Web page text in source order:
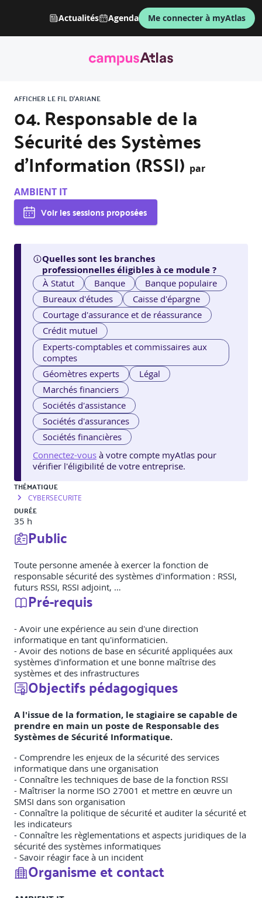
Actualités Agenda Me connecter à myAtlas
AFFICHER LE FIL D'ARIANE
04. Responsable de la
Sécurité des Systèmes
d’Information (RSSI) par
AMBIENT IT
Voir les sessions proposées
Quelles sont les branches
professionnelles éligibles à ce module ?
À Statut Banque
Banque populaire
Bureaux d'études
Caisse d'épargne
Courtage d'assurance et de réassurance
Crédit mutuel
Experts-comptables et commissaires aux
comptes
Géomètres experts
Légal
Marchés financiers
Sociétés d'assistance
Sociétés d'assurances
Sociétés financières
Connectez-vous à votre compte myAtlas pour
vérifier l'éligibilité de votre entreprise.
THÉMATIQUE
CYBERSECURITE
DURÉE
35 h
Public
Toute personne amenée à exercer la fonction de
responsable sécurité des systèmes d'information : RSSI,
futurs RSSI, RSSI adjoint, …
Pré-requis
- Avoir une expérience au sein d'une direction
informatique en tant qu'informaticien.
- Avoir des notions de base en sécurité appliquées aux
systèmes d'information et une bonne maîtrise des
systèmes et des infrastructures
Objectifs pédagogiques
A l'issue de la formation, le stagiaire se capable de
prendre en main un poste de Responsable des
Systèmes de Sécurité Informatique.
- Comprendre les enjeux de la sécurité des services
informatique dans une organisation
- Connaître les techniques de base de la fonction RSSI
- Maîtriser la norme ISO 27001 et mettre en œuvre un
SMSI dans son organisation
- Connaître la politique de sécurité et auditer la sécurité et
les indicateurs
- Connaître les règlementations et aspects juridiques de la
sécurité des systèmes informatiques
- Savoir réagir face à un incident
Organisme et contact